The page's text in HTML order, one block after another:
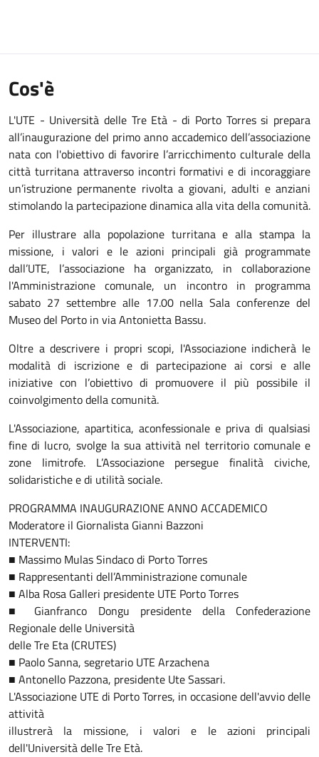
Cos'è
L'UTE - Università delle Tre Età - di Porto Torres si prepara
all’inaugurazione del primo anno accademico dell’associazione
nata con l'obiettivo di favorire l’arricchimento culturale della
città turritana attraverso incontri formativi e di incoraggiare
un’istruzione permanente rivolta a giovani, adulti e anziani
stimolando la partecipazione dinamica alla vita della comunità.
Per illustrare alla popolazione turritana e alla stampa la
missione, i valori e le azioni principali già programmate
dall’UTE, l’associazione ha organizzato, in collaborazione
l'Amministrazione comunale, un incontro in programma
sabato 27 settembre alle 17.00 nella Sala conferenze del
Museo del Porto in via Antonietta Bassu.
Oltre a descrivere i propri scopi, l'Associazione indicherà le
modalità di iscrizione e di partecipazione ai corsi e alle
iniziative con l’obiettivo di promuovere il più possibile il
coinvolgimento della comunità.
L'Associazione, apartitica, aconfessionale e priva di qualsiasi
fine di lucro, svolge la sua attività nel territorio comunale e
zone limitrofe. L’Associazione persegue finalità civiche,
solidaristiche e di utilità sociale.
PROGRAMMA INAUGURAZIONE ANNO ACCADEMICO
Moderatore il Giornalista Gianni Bazzoni
INTERVENTI:
■ Massimo Mulas Sindaco di Porto Torres
■ Rappresentanti dell’Amministrazione comunale
■ Alba Rosa Galleri presidente UTE Porto Torres
■ Gianfranco Dongu presidente della Confederazione
Regionale delle Università
delle Tre Eta (CRUTES)
■ Paolo Sanna, segretario UTE Arzachena
■ Antonello Pazzona, presidente Ute Sassari.
L'Associazione UTE di Porto Torres, in occasione dell'avvio delle
attività
illustrerà la missione, i valori e le azioni principali
dell'Università delle Tre Età.